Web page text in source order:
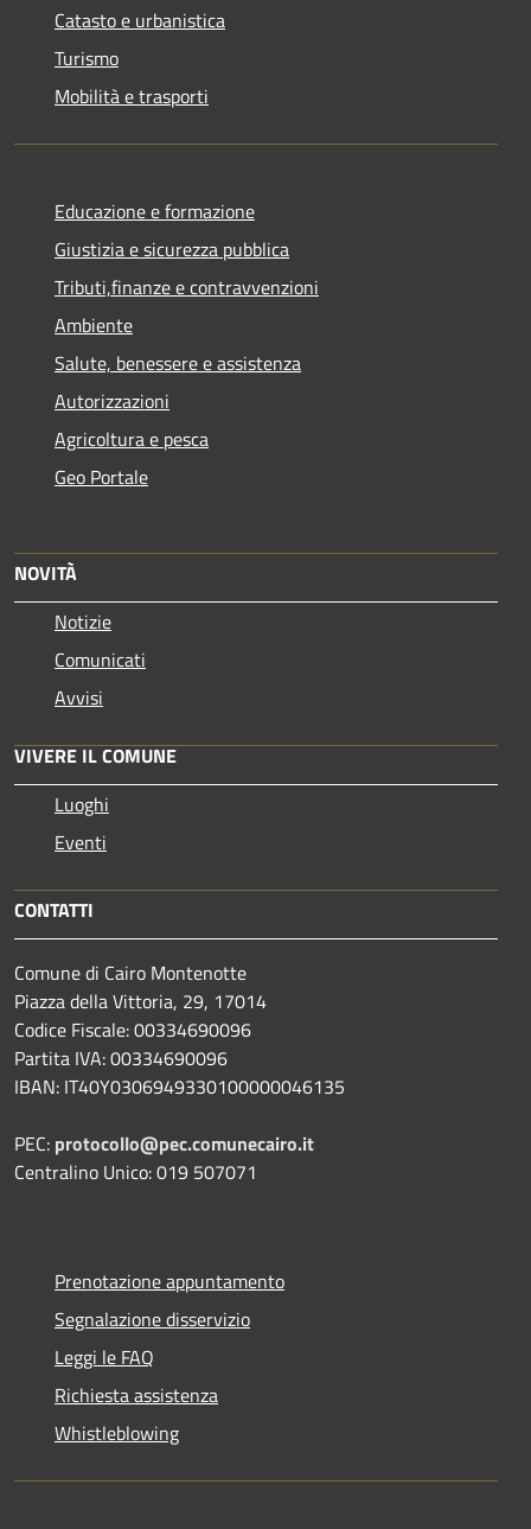
Catasto e urbanistica
Turismo
Mobilità e trasporti
Educazione e formazione
Giustizia e sicurezza pubblica
Tributi,finanze e contravvenzioni
Ambiente
Salute, benessere e assistenza
Autorizzazioni
Agricoltura e pesca
Geo Portale
NOVITÀ
Notizie
Comunicati
Avvisi
VIVERE IL COMUNE
Luoghi
Eventi
CONTATTI
Comune di Cairo Montenotte
Piazza della Vittoria, 29, 17014
Codice Fiscale: 00334690096
Partita IVA: 00334690096
IBAN: IT40Y0306949330100000046135
PEC: protocollo@pec.comunecairo.it
Centralino Unico: 019 507071
Prenotazione appuntamento
Segnalazione disservizio
Leggi le FAQ
Richiesta assistenza
Whistleblowing